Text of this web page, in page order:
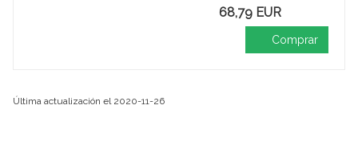
68,79 EUR
Comprar
Última actualización el 2020-11-26